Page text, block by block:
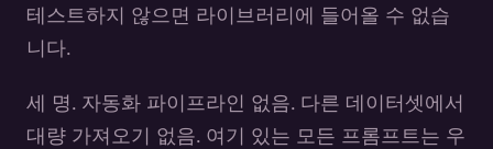
테스트하지 않으면 라이브러리에 들어올 수 없습
니다.
세 명. 자동화 파이프라인 없음. 다른 데이터셋에서
대량 가져오기 없음. 여기 있는 모든 프롬프트는 우